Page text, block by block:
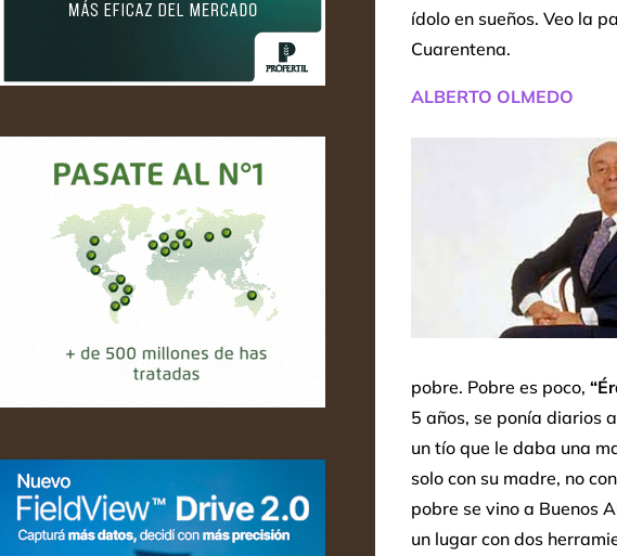
ídolo en sueños. Veo la
Cuarentena.
ALBERTO OLMEDO
pobre. Pobre es poco,
5 años, se ponía diarios
un tío que le daba una
solo con su madre, no
pobre se vino a Buenos
un lugar con dos